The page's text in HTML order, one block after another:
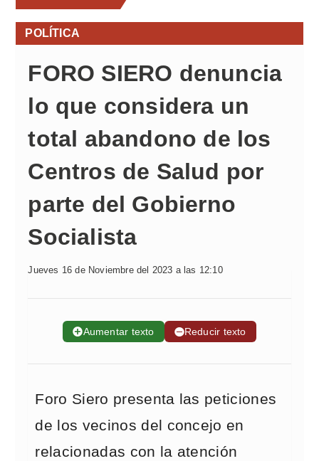
POLÍTICA
FORO SIERO denuncia
lo que considera un
total abandono de los
Centros de Salud por
parte del Gobierno
Socialista
Jueves 16 de Noviembre del 2023 a las 12:10
➕Aumentar texto ➖Reducir texto
Foro Siero presenta las peticiones
de los vecinos del concejo en
relacionadas con la atención